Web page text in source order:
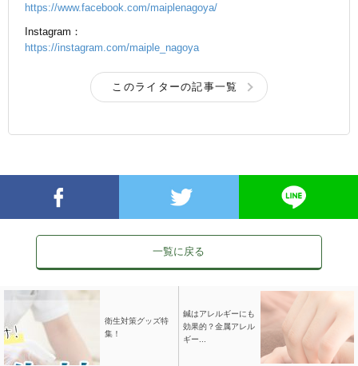
https://www.facebook.com/maiplenagoya/
Instagram：
https://instagram.com/maiple_nagoya
このライターの記事一覧
一覧に戻る
衛生対策グッズ特
集！
鍼はアレルギーにも
効果的？金属アレル
ギー...